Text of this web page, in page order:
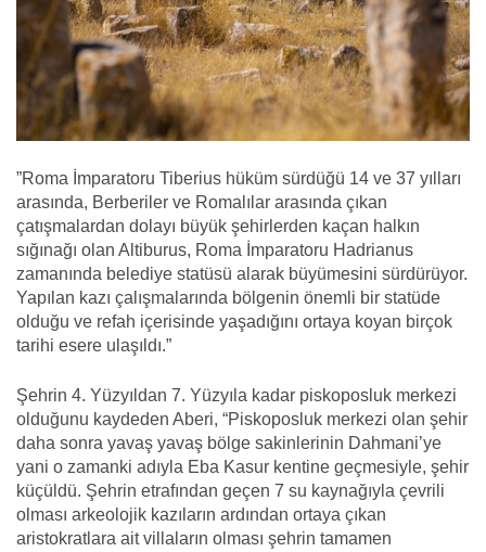
”Roma İmparatoru Tiberius hüküm sürdüğü 14 ve 37 yılları
arasında, Berberiler ve Romalılar arasında çıkan
çatışmalardan dolayı büyük şehirlerden kaçan halkın
sığınağı olan Altiburus, Roma İmparatoru Hadrianus
zamanında belediye statüsü alarak büyümesini sürdürüyor.
Yapılan kazı çalışmalarında bölgenin önemli bir statüde
olduğu ve refah içerisinde yaşadığını ortaya koyan birçok
tarihi esere ulaşıldı.”
Şehrin 4. Yüzyıldan 7. Yüzyıla kadar piskoposluk merkezi
olduğunu kaydeden Aberi, “Piskoposluk merkezi olan şehir
daha sonra yavaş yavaş bölge sakinlerinin Dahmani’ye
yani o zamanki adıyla Eba Kasur kentine geçmesiyle, şehir
küçüldü. Şehrin etrafından geçen 7 su kaynağıyla çevrili
olması arkeolojik kazıların ardından ortaya çıkan
aristokratlara ait villaların olması şehrin tamamen